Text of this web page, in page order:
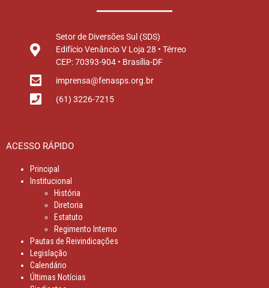
Setor de Diversões Sul (SDS)
Edifício Venâncio V Loja 28 • Térreo
CEP: 70393-904 • Brasília-DF
imprensa@fenasps.org.br
(61) 3226-7215
ACESSO RÁPIDO
Principal
Institucional
História
Diretoria
Estatuto
Regimento Interno
Pautas de Reivindicações
Legislação
Calendário
Últimas Notícias